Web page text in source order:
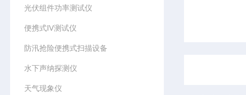
光伏组件功率测试仪
便携式IV测试仪
防汛抢险便携式扫描设备
水下声纳探测仪
天气现象仪